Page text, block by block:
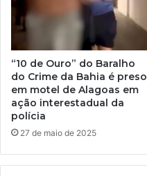
“10 de Ouro” do Baralho
do Crime da Bahia é preso
em motel de Alagoas em
ação interestadual da
polícia
27 de maio de 2025